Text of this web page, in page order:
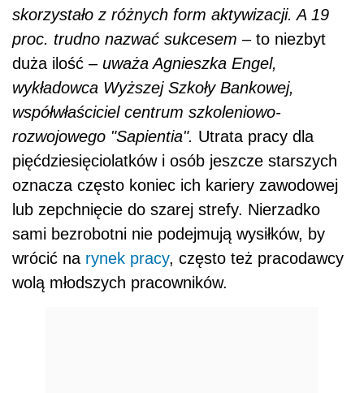
skorzystało z różnych form aktywizacji. A 19
proc. trudno nazwać sukcesem – to niezbyt
duża ilość – uważa Agnieszka Engel,
wykładowca Wyższej Szkoły Bankowej,
współwłaściciel centrum szkoleniowo-
rozwojowego "Sapientia". Utrata pracy dla
pięćdziesięciolatków i osób jeszcze starszych
oznacza często koniec ich kariery zawodowej
lub zepchnięcie do szarej strefy. Nierzadko
sami bezrobotni nie podejmują wysiłków, by
wrócić na rynek pracy, często też pracodawcy
wolą młodszych pracowników.